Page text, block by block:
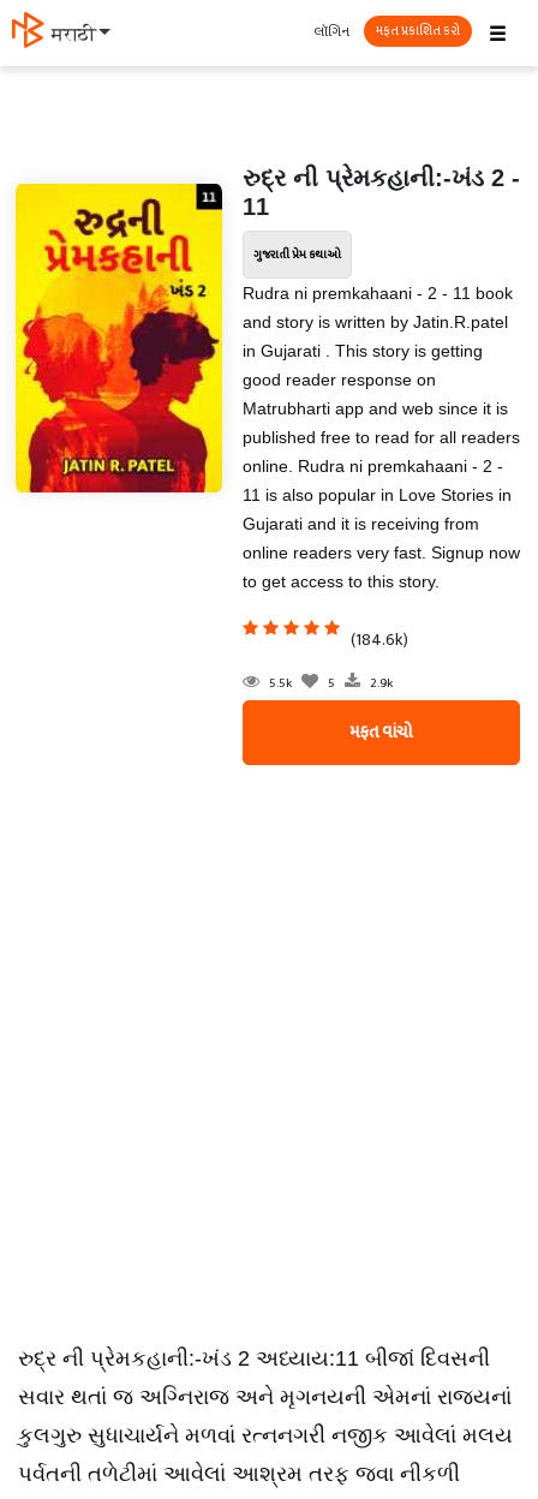
मराठी ☰
લૉગિન મફત પ્રકાશિત કરો
રુદ્ર ની પ્રેમકહાની:-ખંડ 2 -
11
ગુજરાતી પ્રેમ કથાઓ
Rudra ni premkahaani - 2 - 11 book
and story is written by Jatin.R.patel
in Gujarati . This story is getting
good reader response on
Matrubharti app and web since it is
published free to read for all readers
online. Rudra ni premkahaani - 2 -
11 is also popular in Love Stories in
Gujarati and it is receiving from
online readers very fast. Signup now
to get access to this story.
(184.6k)
5.5k 5 2.9k
મફત વાંચો
રુદ્ર ની પ્રેમકહાની:-ખંડ 2 અધ્યાય:11 બીજાં દિવસની
સવાર થતાં જ અગ્નિરાજ અને મૃગનયની એમનાં રાજ્યનાં
કુલગુરુ સુધાચાર્યને મળવાં રત્નનગરી નજીક આવેલાં મલય
પર્વતની તળેટીમાં આવેલાં આશ્રમ તરફ જવા નીકળી